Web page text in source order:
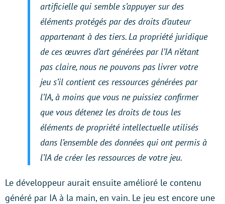
artificielle qui semble s’appuyer sur des
éléments protégés par des droits d’auteur
appartenant à des tiers. La propriété juridique
de ces œuvres d’art générées par l’IA n’étant
pas claire, nous ne pouvons pas livrer votre
jeu s’il contient ces ressources générées par
l’IA, à moins que vous ne puissiez confirmer
que vous détenez les droits de tous les
éléments de propriété intellectuelle utilisés
dans l’ensemble des données qui ont permis à
l’IA de créer les ressources de votre jeu.
Le développeur aurait ensuite amélioré le contenu
généré par IA à la main, en vain. Le jeu est encore une